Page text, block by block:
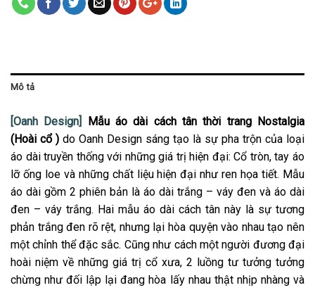
Mô tả
[Oanh Design]
Mẫu áo dài cách tân thời trang Nostalgia
(Hoài cổ ) do Oanh Design sáng tạo là sự pha trộn của loại
áo dài truyền thống với những giá trị hiện đại: Cổ tròn, tay áo
lỡ ống loe và những chất liệu hiện đại như ren họa tiết. Mẫu
áo dài gồm 2 phiên bản là áo dài trắng – váy đen và áo dài
đen – váy trắng. Hai mẫu áo dài cách tân này là sự tương
phản trắng đen rõ rệt, nhưng lại hòa quyện vào nhau tạo nên
một chỉnh thể đặc sắc. Cũng như cách một người đương đại
hoài niệm về những giá trị cổ xưa, 2 luồng tư tưởng tưởng
chừng như đối lập lại đang hòa lấy nhau thật nhịp nhàng và